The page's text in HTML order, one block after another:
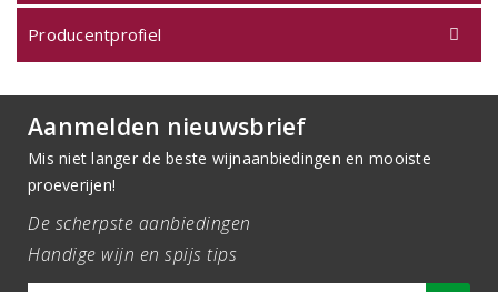
Producentprofiel
Aanmelden nieuwsbrief
Mis niet langer de beste wijnaanbiedingen en mooiste
proeverijen!
De scherpste aanbiedingen
Handige wijn en spijs tips